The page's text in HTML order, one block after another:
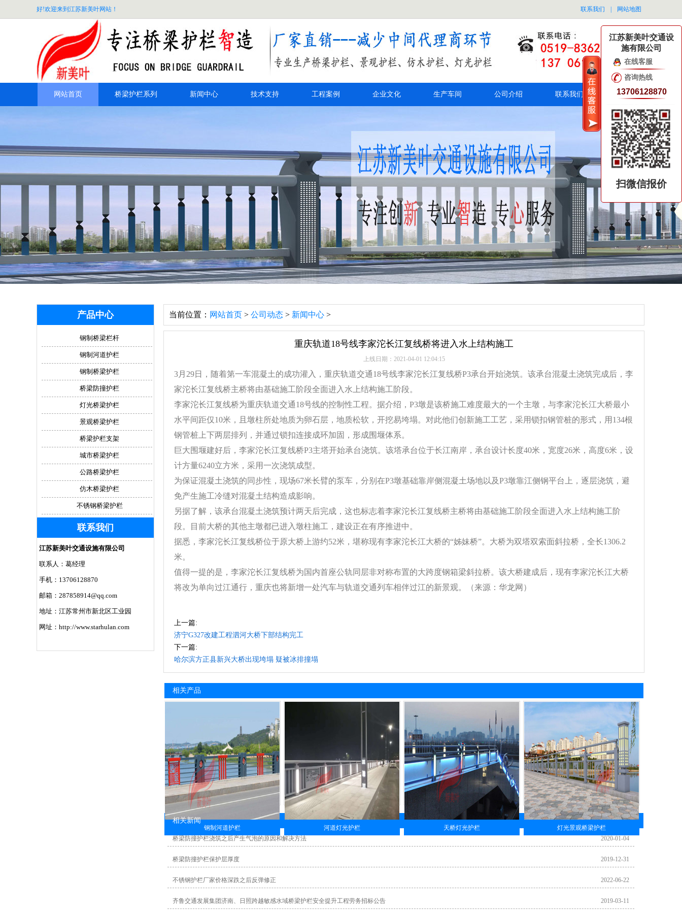
好!欢迎来到江苏新美叶网站！ 联系我们 网站地图
网站首页 桥梁护栏系列 新闻中心 技术支持 工程案例 企业文化 生产车间 公司介绍 联系我们
当前位置： 网站首页 > 公司动态 > 新闻中心 >
重庆轨道18号线李家沱长江复线桥将进入水上结构施工
上线日期：2021-04-01 12:04:15
3月29日，随着第一车混凝土的成功灌入，重庆轨道交通18号线李家沱长江复线桥P3承台开始浇筑。该承台混凝土浇筑完成后，李
家沱长江复线桥主桥将由基础施工阶段全面进入水上结构施工阶段。
李家沱长江复线桥为重庆轨道交通18号线的控制性工程。据介绍，P3墩是该桥施工难度最大的一个主墩，与李家沱长江大桥最小
水平间距仅10米，且墩柱所处地质为卵石层，地质松软，开挖易垮塌。对此他们创新施工工艺，采用锁扣钢管桩的形式，用134根
钢管桩上下两层排列，并通过锁扣连接成环加固，形成围堰体系。
巨大围堰建好后，李家沱长江复线桥P3主塔开始承台浇筑。该塔承台位于长江南岸，承台设计长度40米，宽度26米，高度6米，设
计方量6240立方米，采用一次浇筑成型。
为保证混凝土浇筑的同步性，现场67米长臂的泵车，分别在P3墩基础靠岸侧混凝土场地以及P3墩靠江侧钢平台上，逐层浇筑，避
免产生施工冷缝对混凝土结构造成影响。
另据了解，该承台混凝土浇筑预计两天后完成，这也标志着李家沱长江复线桥主桥将由基础施工阶段全面进入水上结构施工阶
段。目前大桥的其他主墩都已进入墩柱施工，建设正在有序推进中。
据悉，李家沱长江复线桥位于原大桥上游约52米，堪称现有李家沱长江大桥的“姊妹桥”。大桥为双塔双索面斜拉桥，全长1306.2
米。
值得一提的是，李家沱长江复线桥为国内首座公轨同层非对称布置的大跨度钢箱梁斜拉桥。该大桥建成后，现有李家沱长江大桥
将改为单向过江通行，重庆也将新增一处汽车与轨道交通列车相伴过江的新景观。（来源：华龙网）
上一篇:
济宁G327改建工程泗河大桥下部结构完工
下一篇:
哈尔滨方正县新兴大桥出现垮塌 疑被冰排撞塌
相关产品
钢制河道护栏 河道灯光护栏 天桥灯光护栏 灯光景观桥梁护栏
相关新闻
2020-01-04
桥梁防撞护栏浇筑之后产生气泡的原因和解决方法
2019-12-31
桥梁防撞护栏保护层厚度
2022-06-22
不锈钢护栏厂家价格深跌之后反弹修正
2019-03-11
齐鲁交通发展集团济南、日照跨越敏感水域桥梁护栏安全提升工程劳务招标公告
产品中心
钢制桥梁栏杆
钢制河道护栏
钢制桥梁护栏
桥梁防撞护栏
灯光桥梁护栏
景观桥梁护栏
桥梁护栏支架
城市桥梁护栏
公路桥梁护栏
仿木桥梁护栏
不锈钢桥梁护栏
联系我们
江苏新美叶交通设施有限公司
联系人：葛经理
手机：13706128870
邮箱：287858914@qq.com
地址：江苏常州市新北区工业园
网址：http://www.starhulan.com
江苏新美叶交通设
施有限公司
在线客服
咨询热线
13706128870
扫微信报价